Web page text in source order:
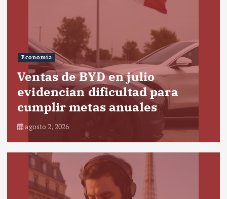
Economía
Ventas de BYD en julio
evidencian dificultad para
cumplir metas anuales
agosto 2, 2026